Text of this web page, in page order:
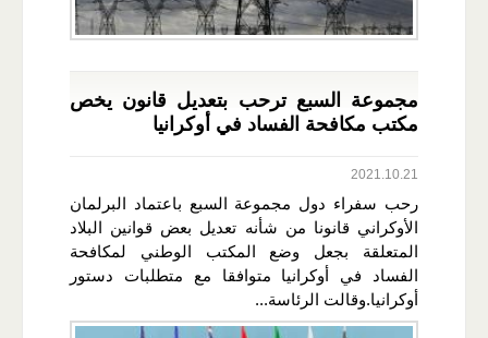
مجموعة السبع ترحب بتعديل قانون يخص
مكتب مكافحة الفساد في أوكرانيا
2021.10.21
رحب سفراء دول مجموعة السبع باعتماد البرلمان
الأوكراني قانونا من شأنه تعديل بعض قوانين البلاد
المتعلقة بجعل وضع المكتب الوطني لمكافحة
الفساد في أوكرانيا متوافقا مع متطلبات دستور
أوكرانيا.وقالت الرئاسة...